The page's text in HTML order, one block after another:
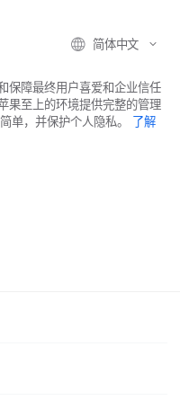
简体​中文
保障​最​终​用​户​喜爱​和​企业​信任​
果​至​上​的​环境​提供​完整​的​管理​
单，​并​保护​个​人​隐私。
了解